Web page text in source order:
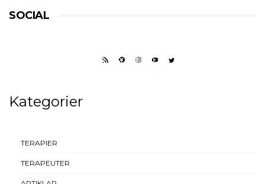
SOCIAL
RSS FEEDFACEBOOK
INSTAGRAM
YOUTUBETWITTER
Kategorier
TERAPIER
TERAPEUTER